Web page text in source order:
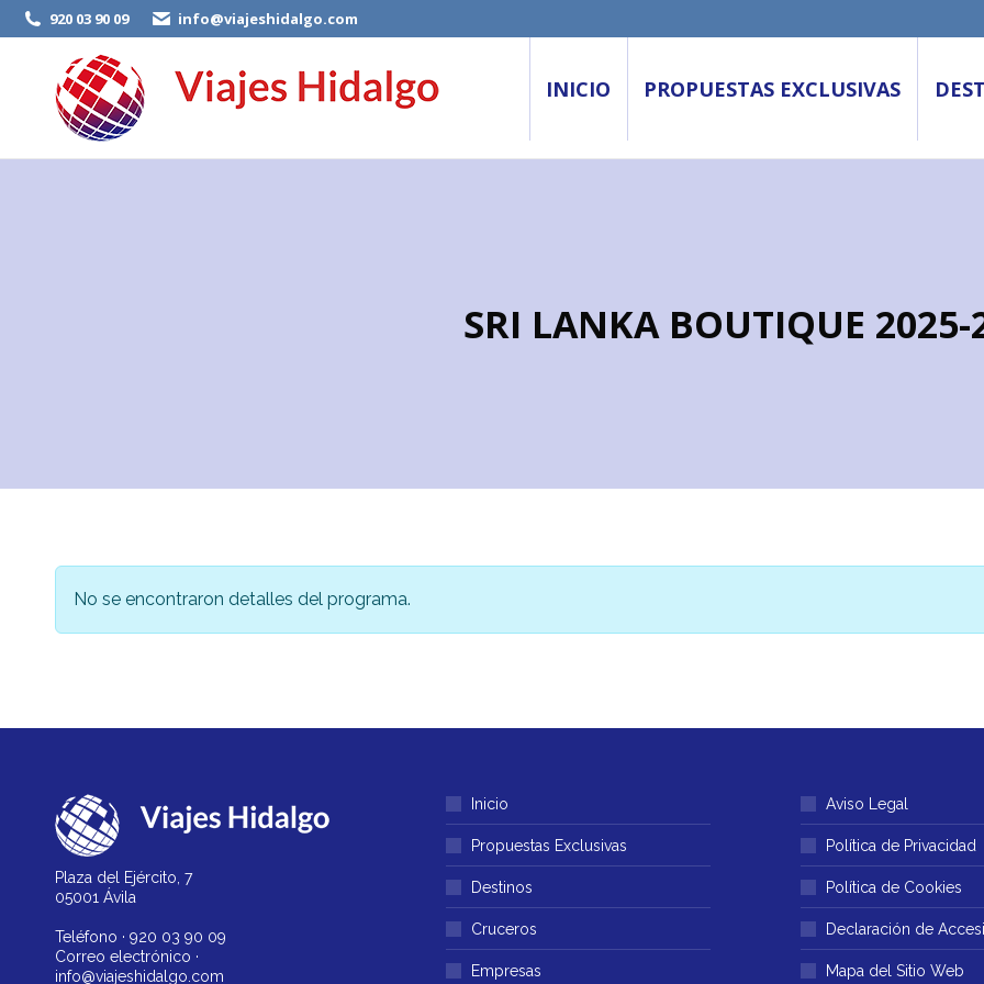
920 03 90 09 info@viajeshidalgo.com
INICIO PROPUESTAS EXCLUSIVAS
SRI LANKA BOUTIQUE 2025-
No se encontraron detalles del programa.
Plaza del Ejército, 7
05001 Ávila
Teléfono · 920 03 90 09
Correo electrónico ·
info@viajeshidalgo.com
Inicio
Propuestas Exclusivas
Destinos
Cruceros
Empresas
Aviso Legal
Política de Privacidad
Política de Cookies
Declaración de
Mapa del Sitio Web